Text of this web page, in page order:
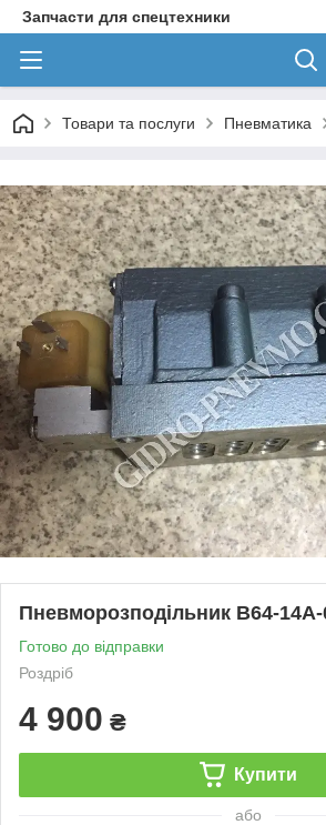
Запчасти для спецтехники
Товари та послуги Пневматика
Пневморозподільник В64-14А-
Готово до відправки
Роздріб
4 900 ₴
Купити
або